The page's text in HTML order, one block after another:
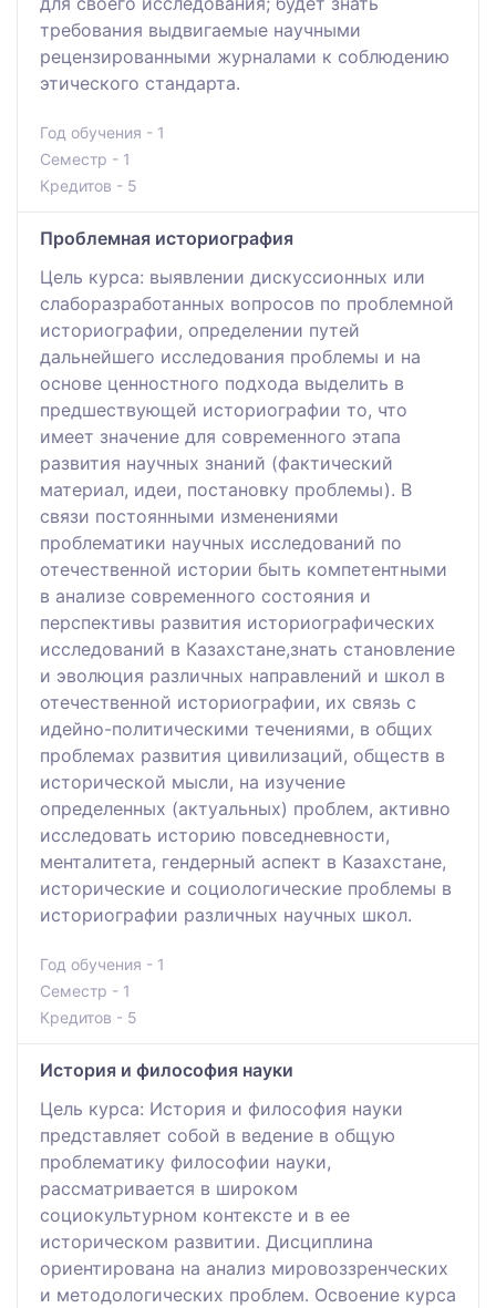
требования выдвигаемые научными
рецензированными журналами к соблюдению
этического стандарта.
Год обучения - 1
Семестр - 1
Кредитов - 5
Проблемная историография
Цель курса: выявлении дискуссионных или
слаборазработанных вопросов по проблемной
историографии, определении путей
дальнейшего исследования проблемы и на
основе ценностного подхода выделить в
предшествующей историографии то, что
имеет значение для современного этапа
развития научных знаний (фактический
материал, идеи, постановку проблемы). В
связи постоянными изменениями
проблематики научных исследований по
отечественной истории быть компетентными
в анализе современного состояния и
перспективы развития историографических
исследований в Казахстане,знать становление
и эволюция различных направлений и школ в
отечественной историографии, их связь с
идейно-политическими течениями, в общих
проблемах развития цивилизаций, обществ в
исторической мысли, на изучение
определенных (актуальных) проблем, активно
исследовать историю повседневности,
менталитета, гендерный аспект в Казахстане,
исторические и социологические проблемы в
историографии различных научных школ.
Год обучения - 1
Семестр - 1
Кредитов - 5
История и философия науки
Цель курса: История и философия науки
представляет собой в ведение в общую
проблематику философии науки,
рассматривается в широком
социокультурном контексте и в ее
историческом развитии. Дисциплина
ориентирована на анализ мировоззренческих
и методологических проблем. Освоение курса